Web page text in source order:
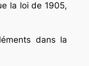
la loi de 1905,
dans la